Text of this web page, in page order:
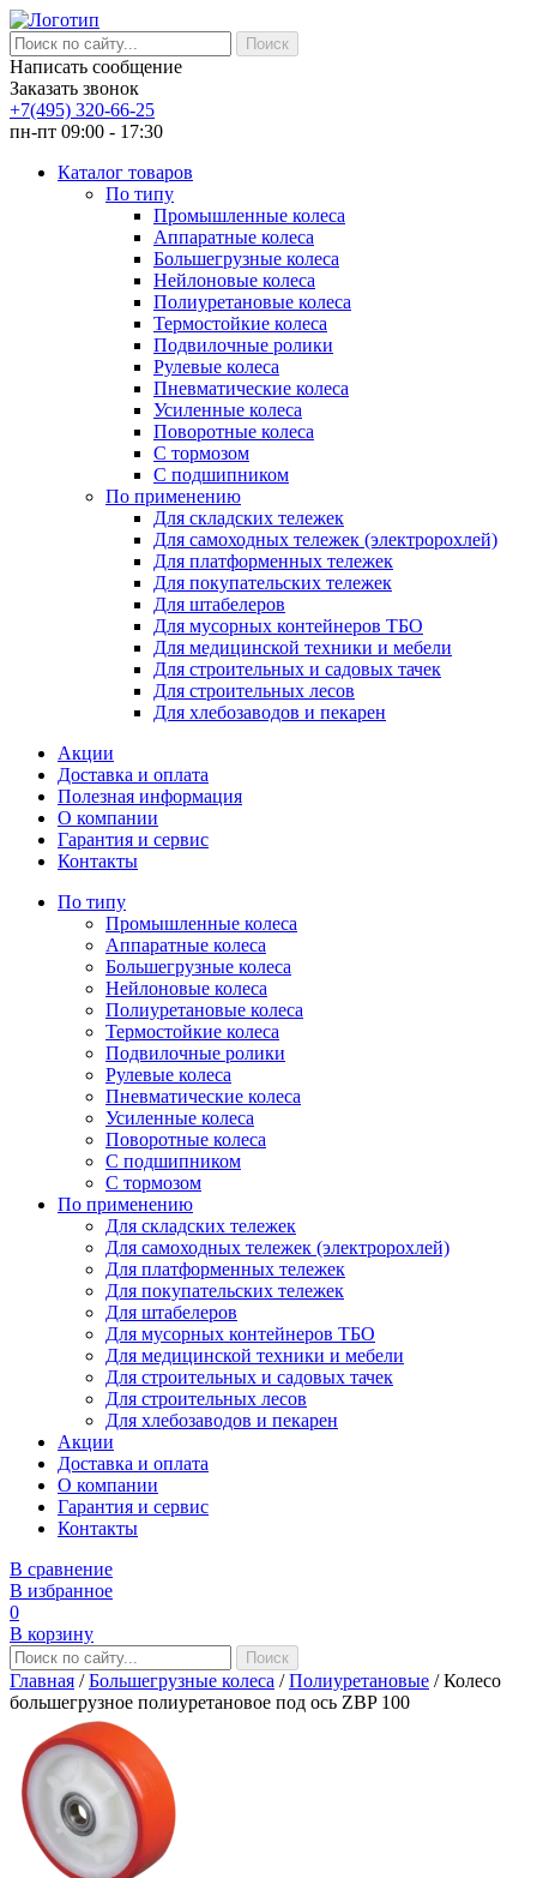
Написать сообщение
Заказать звонок
+7(495) 320-66-25
пн-пт 09:00 - 17:30
Каталог товаров
По типу
Промышленные колеса
Аппаратные колеса
Большегрузные колеса
Нейлоновые колеса
Полиуретановые колеса
Термостойкие колеса
Подвилочные ролики
Рулевые колеса
Пневматические колеса
Усиленные колеса
Поворотные колеса
С тормозом
С подшипником
По применению
Для складских тележек
Для самоходных тележек (электророхлей)
Для платформенных тележек
Для покупательских тележек
Для штабелеров
Для мусорных контейнеров ТБО
Для медицинской техники и мебели
Для строительных и садовых тачек
Для строительных лесов
Для хлебозаводов и пекарен
Акции
Доставка и оплата
Полезная информация
О компании
Гарантия и сервис
Контакты
По типу
Промышленные колеса
Аппаратные колеса
Большегрузные колеса
Нейлоновые колеса
Полиуретановые колеса
Термостойкие колеса
Подвилочные ролики
Рулевые колеса
Пневматические колеса
Усиленные колеса
Поворотные колеса
С подшипником
С тормозом
По применению
Для складских тележек
Для самоходных тележек (электророхлей)
Для платформенных тележек
Для покупательских тележек
Для штабелеров
Для мусорных контейнеров ТБО
Для медицинской техники и мебели
Для строительных и садовых тачек
Для строительных лесов
Для хлебозаводов и пекарен
Акции
Доставка и оплата
О компании
Гарантия и сервис
Контакты
В сравнение
В избранное
0
В корзину
Главная /Большегрузные колеса /Полиуретановые /Колесо
большегрузное полиуретановое под ось ZBP 100